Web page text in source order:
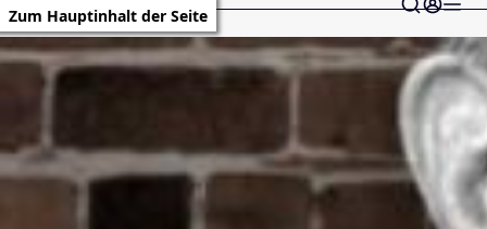
Zum Hauptinhalt der Seite